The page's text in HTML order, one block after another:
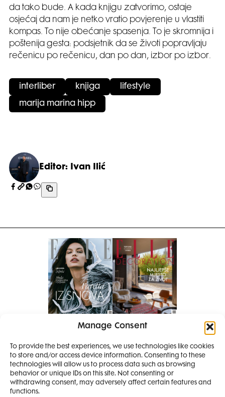
Manage Consent
To provide the best experiences, we use technologies like cookies
to store and/or access device information. Consenting to these
technologies will allow us to process data such as browsing
behavior or unique IDs on this site. Not consenting or
withdrawing consent, may adversely affect certain features and
functions.
da tako bude. A kada knjigu zatvorimo, ostaje
osjećaj da nam je netko vratio povjerenje u vlastiti
kompas. To nije obećanje spasenja. To je skromnija i
poštenija gesta: podsjetnik da se životi popravljaju
rečenicu po rečenicu, dan po dan, izbor po izbor.
interliber knjiga lifestyle
marija marina hipp
Editor: Ivan Ilić
Pretplati se na časopis
PRETPLATITE SE
SMANJI
4 IZDANJA